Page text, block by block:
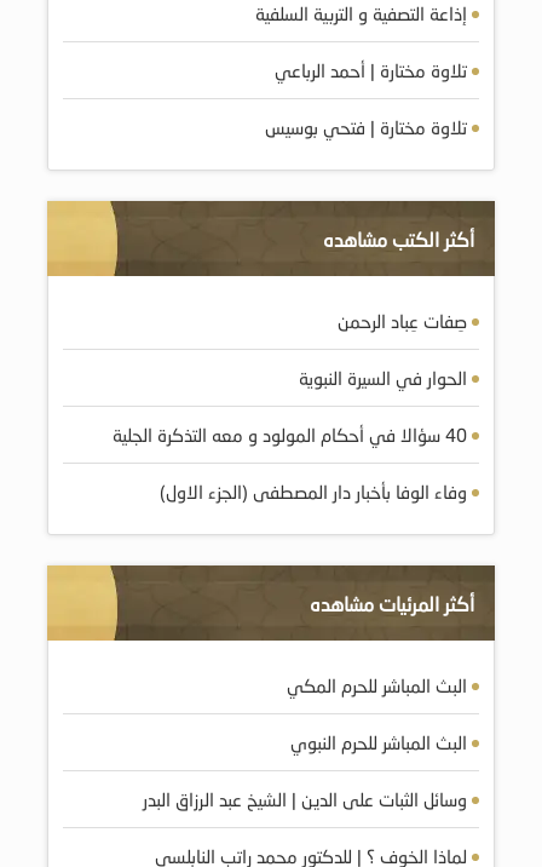
إذاعة التصفية و التربية السلفية
تلاوة مختارة | أحمد الرباعي
تلاوة مختارة | فتحي بوسيس
أكثر الكتب مشاهده
صِفات عِباد الرحمن
الحوار في السيرة النبوية
40 سؤالا في أحكام المولود و معه التذكرة الجلية
وفاء الوفا بأخبار دار المصطفى (الجزء الاول)
أكثر المرئيات مشاهده
البث المباشر للحرم المكي
البث المباشر للحرم النبوي
وسائل الثبات على الدين | الشيخ عبد الرزاق البدر
لماذا الخوف ؟ | للدكتور محمد راتب النابلسي